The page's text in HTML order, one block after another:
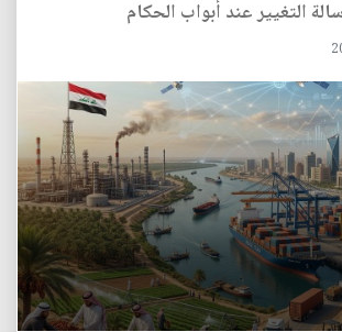
التغيير عند أبواب الحكام